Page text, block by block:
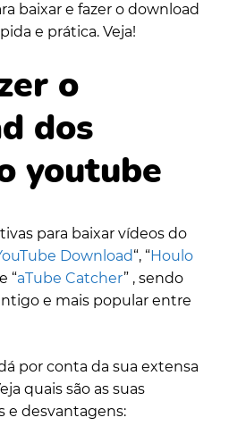
baixar e fazer o download
e prática. Veja!
o
dos
youtube
para baixar vídeos do
Download“, “Houlo
“aTube Catcher” , sendo
e mais popular entre
por conta da sua extensa
quais são as suas
e desvantagens: